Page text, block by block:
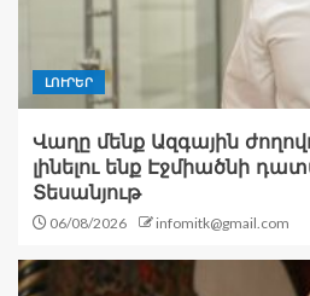
ԼՈՒՐԵՐ
Վաղը մենք Ազգային
լինելու ենք Էջմիածնի
Տեսանյութ
06/08/2026 infomitk@gmail.com